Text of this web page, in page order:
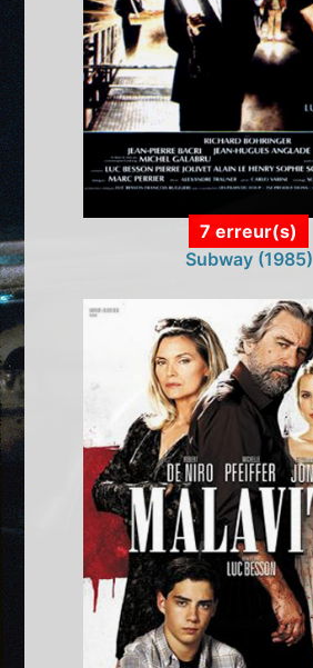
7 erreur(s)
Subway (1985)